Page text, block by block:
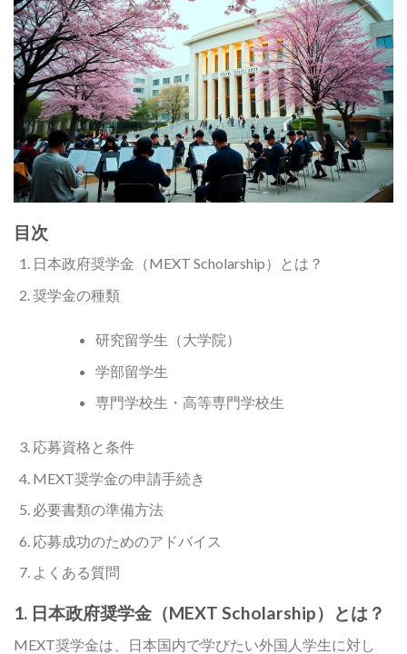
目次
日本政府奨学金（MEXT Scholarship）とは？
奨学金の種類
研究留学生（大学院）
学部留学生
専門学校生・高等専門学校生
応募資格と条件
MEXT奨学金の申請手続き
必要書類の準備方法
応募成功のためのアドバイス
よくある質問
1. 日本政府奨学金（MEXT Scholarship）とは？
MEXT奨学金は、日本国内で学びたい外国人学生に対し